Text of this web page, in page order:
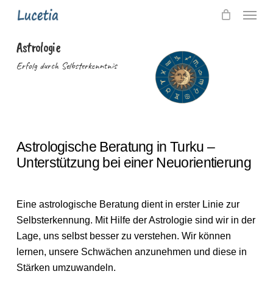
content
Menu
Astrologie
Erfolg durch Selbsterkenntnis
Astrologische Beratung in Turku –
Unterstützung bei einer Neuorientierung
Eine astrologische Beratung dient in erster Linie zur
Selbsterkennung. Mit Hilfe der Astrologie sind wir in der
Lage, uns selbst besser zu verstehen. Wir können
lernen, unsere Schwächen anzunehmen und diese in
Stärken umzuwandeln.